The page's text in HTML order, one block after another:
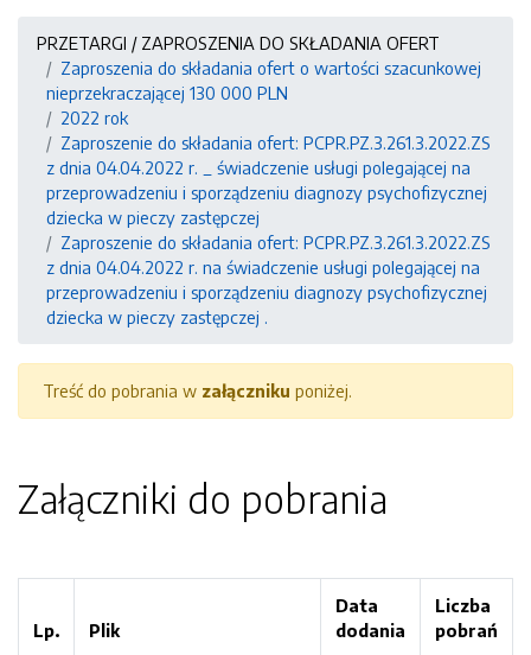
PRZETARGI / ZAPROSZENIA DO SKŁADANIA OFERT
Zaproszenia do składania ofert o wartości szacunkowej
nieprzekraczającej 130 000 PLN
2022 rok
Zaproszenie do składania ofert: PCPR.PZ.3.261.3.2022.ZS
z dnia 04.04.2022 r. _ świadczenie usługi polegającej na
przeprowadzeniu i sporządzeniu diagnozy psychofizycznej
dziecka w pieczy zastępczej
Zaproszenie do składania ofert: PCPR.PZ.3.261.3.2022.ZS
z dnia 04.04.2022 r. na świadczenie usługi polegającej na
przeprowadzeniu i sporządzeniu diagnozy psychofizycznej
dziecka w pieczy zastępczej .
Treść do pobrania w załączniku poniżej.
Załączniki do pobrania
Lp. Plik
Data
dodania
Liczba
pobrań